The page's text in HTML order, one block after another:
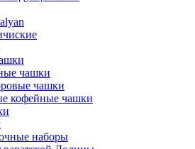
чашки
чашки
кофейные чашки
наборы